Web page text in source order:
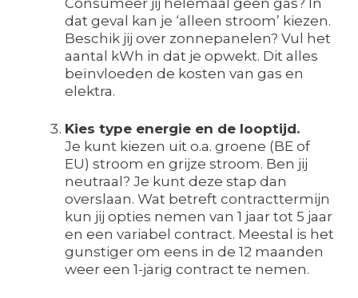
dat geval kan je ‘alleen stroom’ kiezen.
Beschik jij over zonnepanelen? Vul het
aantal kWh in dat je opwekt. Dit alles
beïnvloeden de kosten van gas en
elektra.
Kies type energie en de looptijd.
Je kunt kiezen uit o.a. groene (BE of
EU) stroom en grijze stroom. Ben jij
neutraal? Je kunt deze stap dan
overslaan. Wat betreft contracttermijn
kun jij opties nemen van 1 jaar tot 5 jaar
en een variabel contract. Meestal is het
gunstiger om eens in de 12 maanden
weer een 1-jarig contract te nemen.